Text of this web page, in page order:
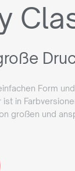
Form
ist in
großen und